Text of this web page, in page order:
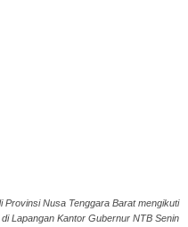
Nusa Tenggara Barat mengikuti
Lapangan Kantor Gubernur NTB Senin